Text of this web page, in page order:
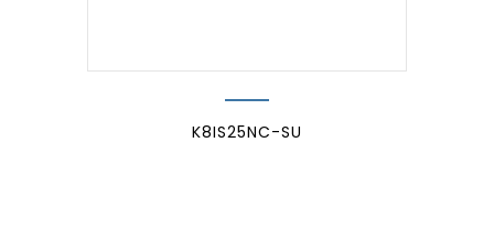
K8IS25NC-SU